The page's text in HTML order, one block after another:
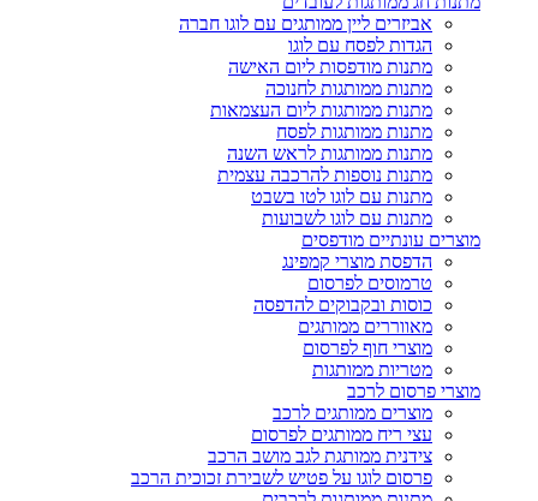
אביזרים ליין ממותגים עם לוגו חברה
הגדות לפסח עם לוגו
מתנות מודפסות ליום האישה
מתנות ממותגות לחנוכה
מתנות ממותגות ליום העצמאות
מתנות ממותגות לפסח
מתנות ממותגות לראש השנה
מתנות נוספות להרכבה עצמית
מתנות עם לוגו לטו בשבט
מתנות עם לוגו לשבועות
מוצרים עונתיים מודפסים
הדפסת מוצרי קמפינג
טרמוסים לפרסום
כוסות ובקבוקים להדפסה
מאווררים ממותגים
מוצרי חוף לפרסום
מטריות ממותגות
מוצרי פרסום לרכב
מוצרים ממותגים לרכב
עצי ריח ממותגים לפרסום
צידנית ממותגת לגב מושב הרכב
פרסום לוגו על פטיש לשבירת זכוכית הרכב